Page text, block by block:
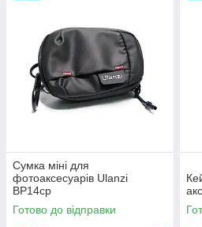
Сумка міні для
фотоаксесуарів Ulanzi
BP14cp
Готово до відправки